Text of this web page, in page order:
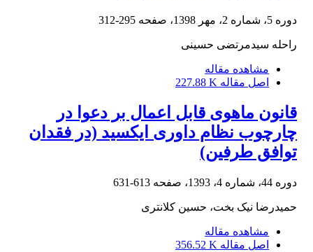
دوره 5، شماره 2، مهر 1398، صفحه 295-312
راحله سیدمرتضی حسینی
مشاهده مقاله
اصل مقاله 227.88 K
قانون ماهوی قابل ‌اعمال بر دعوا در
چارچوب نظام داوری ایکسید (در فقدان
توافق طرفین)
دوره 44، شماره 4، 1393، صفحه 613-631
حمیدرضا نیک بخت، حسین کلانتری
مشاهده مقاله
اصل مقاله 356.52 K